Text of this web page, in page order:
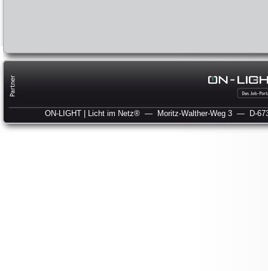
ON-LIGHT | Licht im Netz® — Moritz-Walther-Weg 3 — D-